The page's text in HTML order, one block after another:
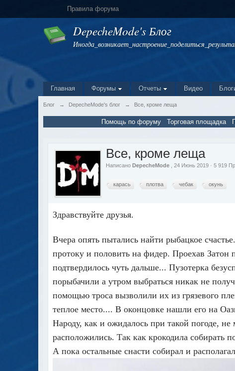
Правила форума
DepecheMode's Блог
Главная Форумы Отчеты Видео
Блог → DepecheMode's блог → Все, кроме леща
Помощь по форуму Торговая площадка
Все, кроме леща
НаписаноDepecheMode , 24 Июнь 2019 · 5 919
карась плотва чебак окунь
Здравствуйте друзья.
Вчера опять пытались найти рыбацкое
протоку и половить на фидер. Проехав
подтвердилось чуть дальше... Пузотерка
порыбачили а утром выбраться никак не
помощью троса вызволили их из грязевого
теплое место.... В оконцовке нашли его на
Народу, как и ожидалось при такой погоде,
расположились. Так как крокодила собирать
А пока остальные снасти собирал и